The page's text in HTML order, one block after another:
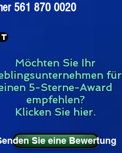
561 870 0020
Möchten Sie Ihr
für
5-Sterne-Award
empfehlen?
Klicken Sie hier.
Sie eine Bewertung